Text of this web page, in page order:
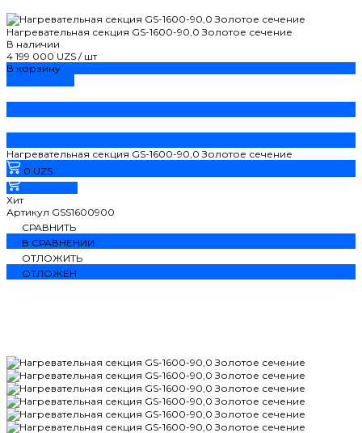
Нагревательная секция GS-1600-90,0 Золотое сечение
В наличии
4 199 000 UZS / шт
В корзину
Нагревательная секция GS-1600-90,0 Золотое сечение
0 UZS
Хит
Артикул GSS1600900
СРАВНИТЬ
В СРАВНЕНИИ
ОТЛОЖИТЬ
ОТЛОЖЕН